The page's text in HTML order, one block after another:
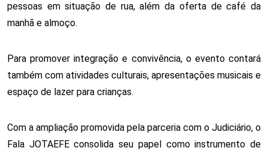
pessoas em situação de rua, além da oferta de café da
manhã e almoço.
Para promover integração e convivência, o evento contará
também com atividades culturais, apresentações musicais e
espaço de lazer para crianças.
Com a ampliação promovida pela parceria com o Judiciário, o
Fala JOTAEFE consolida seu papel como instrumento de